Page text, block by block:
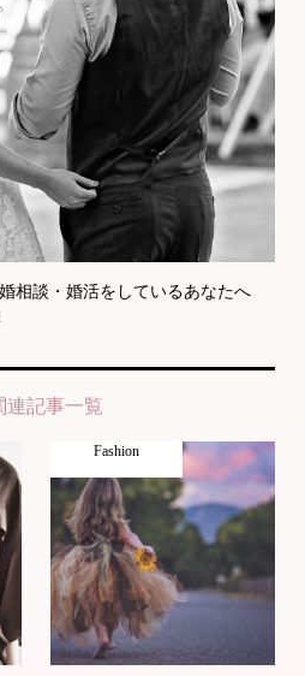
相談・婚活をしているあなたへ
連記事一覧
Fashion